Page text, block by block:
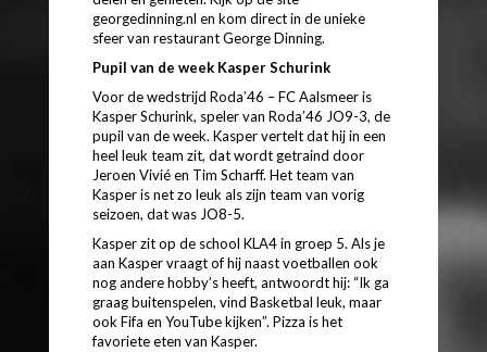
georgedinning.nl en kom direct in de unieke
sfeer van restaurant George Dinning.
Pupil van de week Kasper Schurink
Voor de wedstrijd Roda’46 – FC Aalsmeer is
Kasper Schurink, speler van Roda’46 JO9-3, de
pupil van de week. Kasper vertelt dat hij in een
heel leuk team zit, dat wordt getraind door
Jeroen Vivié en Tim Scharff. Het team van
Kasper is net zo leuk als zijn team van vorig
seizoen, dat was JO8-5.
Kasper zit op de school KLA4 in groep 5. Als je
aan Kasper vraagt of hij naast voetballen ook
nog andere hobby’s heeft, antwoordt hij: “Ik ga
graag buitenspelen, vind Basketbal leuk, maar
ook Fifa en YouTube kijken”. Pizza is het
favoriete eten van Kasper.